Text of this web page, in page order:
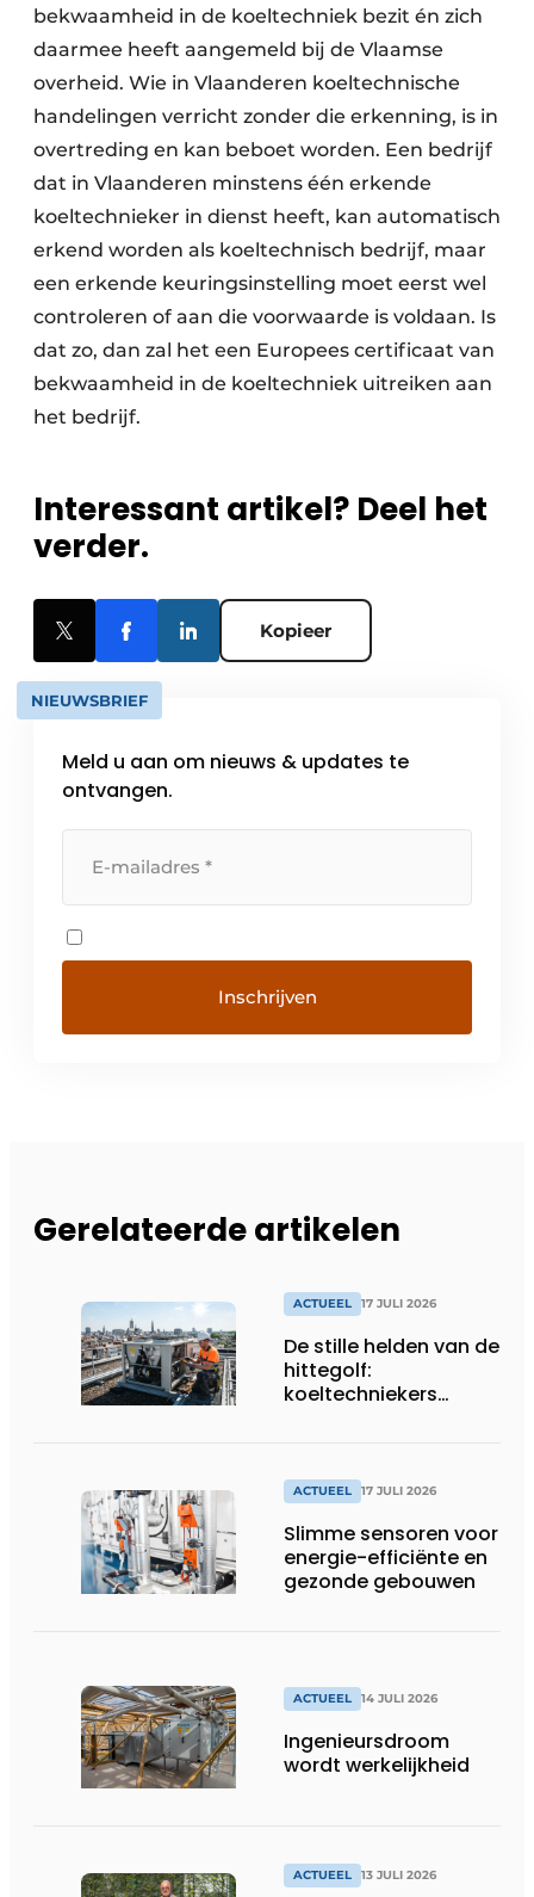
bekwaamheid in de koeltechniek bezit én zich
daarmee heeft aangemeld bij de Vlaamse
overheid. Wie in Vlaanderen koeltechnische
handelingen verricht zonder die erkenning, is in
overtreding en kan beboet worden. Een bedrijf
dat in Vlaanderen minstens één erkende
koeltechnieker in dienst heeft, kan automatisch
erkend worden als koeltechnisch bedrijf, maar
een erkende keuringsinstelling moet eerst wel
controleren of aan die voorwaarde is voldaan. Is
dat zo, dan zal het een Europees certificaat van
bekwaamheid in de koeltechniek uitreiken aan
het bedrijf.
Interessant artikel? Deel het
verder.
Kopieer
NIEUWSBRIEF
Meld u aan om nieuws & updates te
ontvangen.
Gerelateerde artikelen
ACTUEEL 17 JULI 2026
De stille helden van de
hittegolf:
koeltechniekers
productiebedrijven
ACTUEEL 17 JULI 2026
Slimme sensoren voor
energie-efficiënte en
gezonde gebouwen
ACTUEEL 14 JULI 2026
Ingenieursdroom
wordt werkelijkheid
ACTUEEL 13 JULI 2026